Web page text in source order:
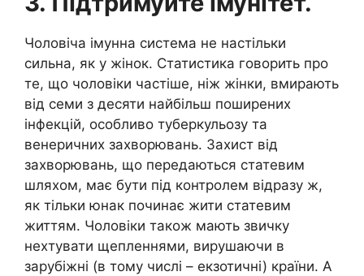
Чоловіча імунна система не настільки
сильна, як у жінок. Статистика говорить про
те, що чоловіки частіше, ніж жінки, вмирають
від семи з десяти найбільш поширених
інфекцій, особливо туберкульозу та
венеричних захворювань. Захист від
захворювань, що передаються статевим
шляхом, має бути під контролем відразу ж,
як тільки юнак починає жити статевим
життям. Чоловіки також мають звичку
нехтувати щепленнями, вирушаючи в
зарубіжні (в тому числі – екзотичні) країни. А